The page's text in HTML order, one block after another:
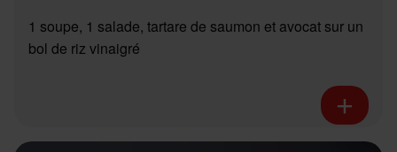
1 soupe, 1 salade, tartare de saumon et avocat sur un
bol de riz vinaigré